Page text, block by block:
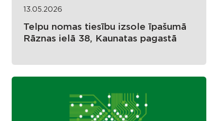
13.05.2026
Telpu nomas tiesību izsole īpašumā
Rāznas ielā 38, Kaunatas pagastā